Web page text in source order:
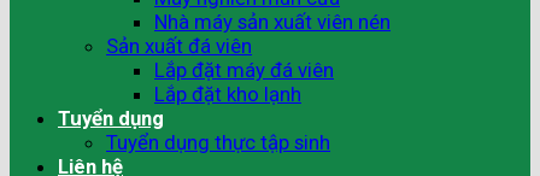
Nhà máy sản xuất viên nén
Sản xuất đá viên
Lắp đặt máy đá viên
Lắp đặt kho lạnh
Tuyển dụng
Tuyển dụng thực tập sinh
Liên hệ